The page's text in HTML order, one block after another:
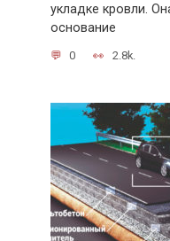
укладке кровли.
основание
0 2.8k.